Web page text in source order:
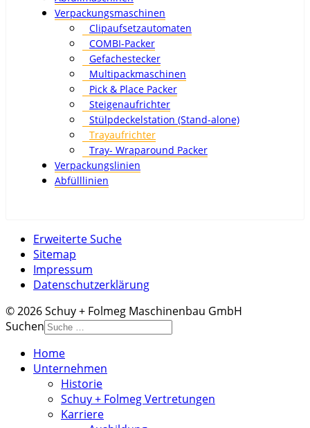
Verpackungsmaschinen
Clipaufsetzautomaten
COMBI-Packer
Gefachestecker
Multipackmaschinen
Pick & Place Packer
Steigenaufrichter
Stülpdeckelstation (Stand-alone)
Trayaufrichter
Tray- Wraparound Packer
Verpackungslinien
Abfülllinien
Erweiterte Suche
Sitemap
Impressum
Datenschutzerklärung
© 2026 Schuy + Folmeg Maschinenbau GmbH
Suchen
Home
Unternehmen
Historie
Schuy + Folmeg Vertretungen
Karriere